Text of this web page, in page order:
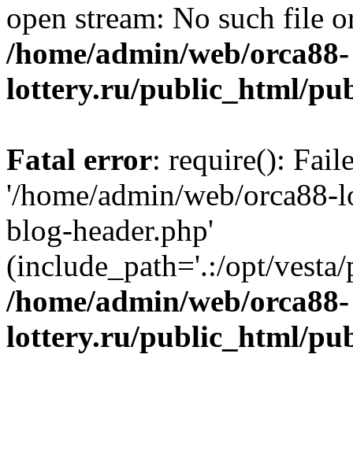
open stream: No such file
/home/admin/web/orca88-
lottery.ru/public_html/
Fatal error: require():
'/home/admin/web/
blog-header.php'
(include_path='.:/opt/
/home/admin/web/orca88-
lottery.ru/public_html/